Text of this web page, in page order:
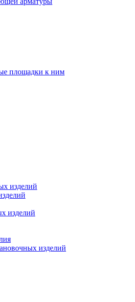
площадки к ним
изделий
изделий
изделий